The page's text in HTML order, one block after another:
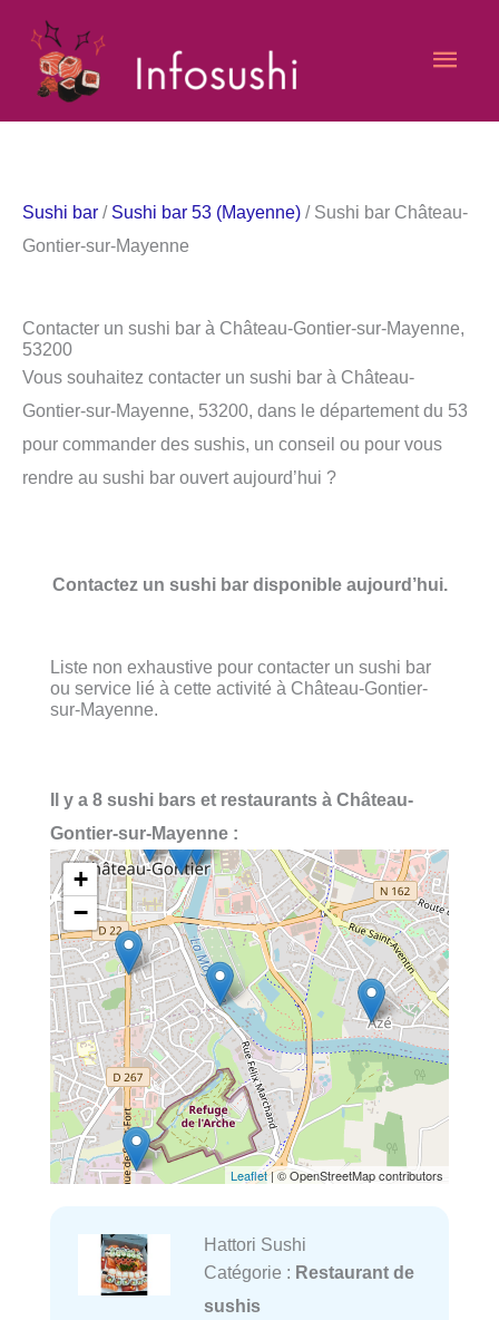
contenu
Sushi bar / Sushi bar 53 (Mayenne) / Sushi bar Château-
Gontier-sur-Mayenne
Contacter un sushi bar à Château-Gontier-sur-Mayenne,
53200
Vous souhaitez contacter un sushi bar à Château-
Gontier-sur-Mayenne, 53200, dans le département du 53
pour commander des sushis, un conseil ou pour vous
rendre au sushi bar ouvert aujourd’hui ?
Contactez un sushi bar disponible aujourd’hui.
Liste non exhaustive pour contacter un sushi bar
ou service lié à cette activité à Château-Gontier-
sur-Mayenne.
Il y a 8 sushi bars et restaurants à Château-
Gontier-sur-Mayenne :
+
−
Leaflet| © OpenStreetMap contributors
Hattori Sushi
Catégorie : Restaurant de
sushis